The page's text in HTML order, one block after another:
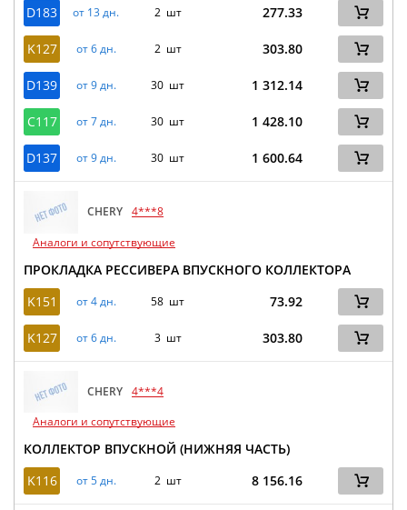
D183 от 13 дн. 2 шт 277.33
K127 от 6 дн. 2 шт 303.80
D139 от 9 дн. 30 шт 1 312.14
C117 от 7 дн. 30 шт 1 428.10
D137 от 9 дн. 30 шт 1 600.64
CHERY 4***8
Аналоги и сопутствующие
ПРОКЛАДКА РЕССИВЕРА ВПУСКНОГО КОЛЛЕКТОРА
K151
от 4 дн. 58 шт 73.92
K127 от 6 дн. 3 шт 303.80
CHERY 4***4
Аналоги и сопутствующие
КОЛЛЕКТОР ВПУСКНОЙ (НИЖНЯЯ ЧАСТЬ)
K116
от 5 дн. 2 шт 8 156.16